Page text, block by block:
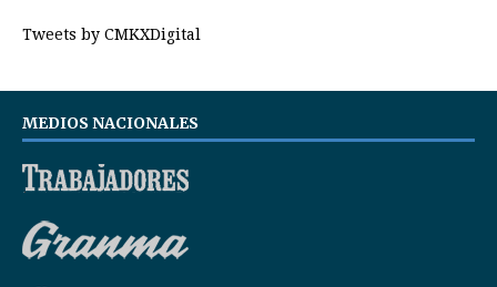
Tweets by CMKXDigital
MEDIOS NACIONALES